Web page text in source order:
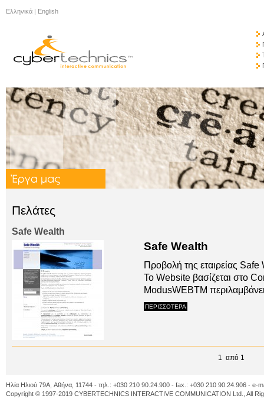
Ελληνικά | English
Πελάτες
Safe Wealth
Safe Wealth
Προβολή της εταιρείας
To Website βασίζεται στο
ModusWEBTM
ΠΕΡΙΣΣΟΤΕΡΑ
1 από 1
Ηλία Ηλιού 79A, Αθήνα, 11744 - τηλ.: +030 210 90.24.900 - fax.: +030 210 90.24.906 - e-
Copyright © 1997-2019 CYBERTECHNICS INTERACTIVE COMMUNICATION Ltd., All